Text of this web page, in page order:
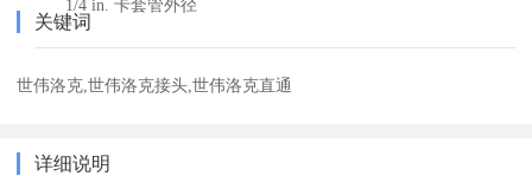
1/4 in. 卡套管外径
关键词
世伟洛克,世伟洛克接头,世伟洛克直通
详细说明